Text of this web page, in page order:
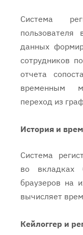
Система
данных
сотрудников
отчета
временным
переход из
История и
Система
во вкладках
браузеров на
вычисляет
Кейлоггер и